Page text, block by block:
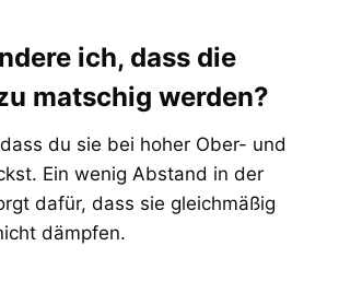
ich, dass die
matschig werden?
du sie bei hoher Ober- und
Ein wenig Abstand in der
dafür, dass sie gleichmäßig
dämpfen.